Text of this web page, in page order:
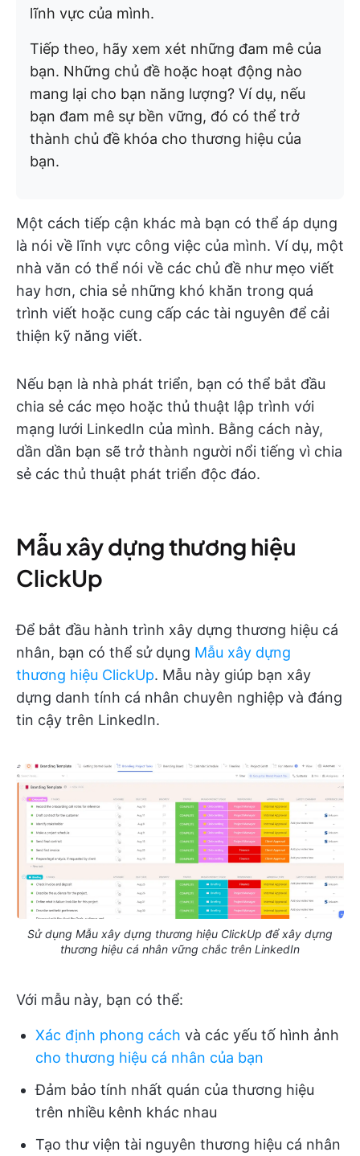
lĩnh vực của mình.
Tiếp theo, hãy xem xét những đam mê của
bạn. Những chủ đề hoặc hoạt động nào
mang lại cho bạn năng lượng? Ví dụ, nếu
bạn đam mê sự bền vững, đó có thể trở
thành chủ đề khóa cho thương hiệu của
bạn.
Một cách tiếp cận khác mà bạn có thể áp dụng
là nói về lĩnh vực công việc của mình. Ví dụ, một
nhà văn có thể nói về các chủ đề như mẹo viết
hay hơn, chia sẻ những khó khăn trong quá
trình viết hoặc cung cấp các tài nguyên để cải
thiện kỹ năng viết.
Nếu bạn là nhà phát triển, bạn có thể bắt đầu
chia sẻ các mẹo hoặc thủ thuật lập trình với
mạng lưới LinkedIn của mình. Bằng cách này,
dần dần bạn sẽ trở thành người nổi tiếng vì chia
sẻ các thủ thuật phát triển độc đáo.
Mẫu xây dựng thương hiệu
ClickUp
Để bắt đầu hành trình xây dựng thương hiệu cá
nhân, bạn có thể sử dụng Mẫu xây dựng
thương hiệu ClickUp. Mẫu này giúp bạn xây
dựng danh tính cá nhân chuyên nghiệp và đáng
tin cậy trên LinkedIn.
Sử dụng Mẫu xây dựng thương hiệu ClickUp để xây dựng
thương hiệu cá nhân vững chắc trên LinkedIn
Với mẫu này, bạn có thể:
Xác định phong cách và các yếu tố hình ảnh
cho thương hiệu cá nhân của bạn
Đảm bảo tính nhất quán của thương hiệu
trên nhiều kênh khác nhau
Tạo thư viện tài nguyên thương hiệu cá nhân